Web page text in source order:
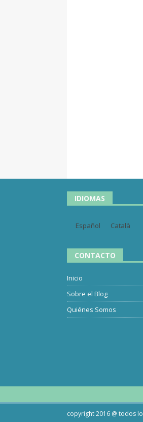
IDIOMAS
Español Català
CONTACTO
Inicio
Sobre el Blog
Quiénes Somos
copyright 2016 @ todos